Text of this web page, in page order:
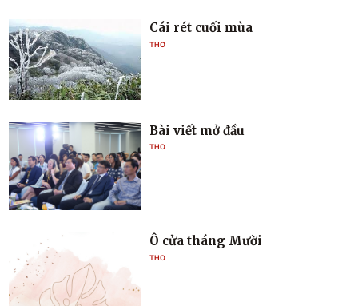
Cái rét cuối mùa
THƠ
Bài viết mở đầu
THƠ
Ô cửa tháng Mười
THƠ